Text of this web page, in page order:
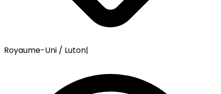
Royaume-Uni / Luton|